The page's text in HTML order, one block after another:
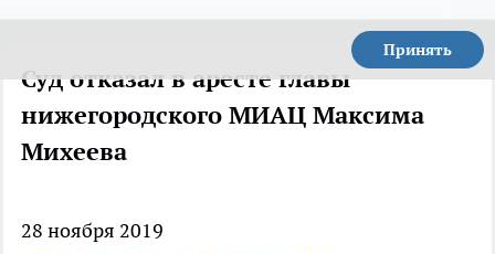
Принять
Суд отказал в аресте главы
нижегородского МИАЦ Максима
Михеева
28 ноября 2019